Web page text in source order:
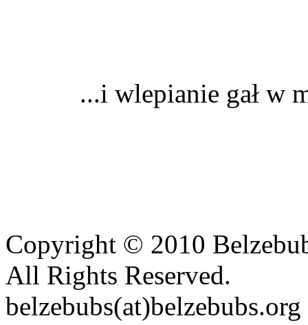
...i wlepianie gał w
Copyright © 2010
All Rights Reserved.
belzebubs(at)belzebubs.org